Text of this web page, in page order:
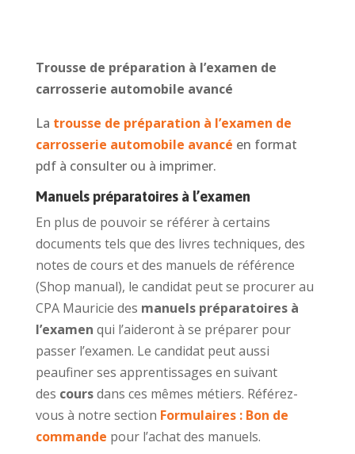
Trousse de préparation à l’examen de
carrosserie automobile avancé
La trousse de préparation à l’examen de
carrosserie automobile avancé en format
pdf à consulter ou à imprimer.
Manuels préparatoires à l’examen
En plus de pouvoir se référer à certains
documents tels que des livres techniques, des
notes de cours et des manuels de référence
(Shop manual), le candidat peut se procurer au
CPA Mauricie des manuels préparatoires à
l’examen qui l’aideront à se préparer pour
passer l’examen. Le candidat peut aussi
peaufiner ses apprentissages en suivant
des coursdans ces mêmes métiers. Référez-
vous à notre section Formulaires : Bon de
commande pour l’achat des manuels.